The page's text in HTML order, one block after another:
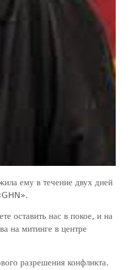
ему в течение двух дней
оставить нас в покое, и на
на митинге в центре
разрешения конфликта.